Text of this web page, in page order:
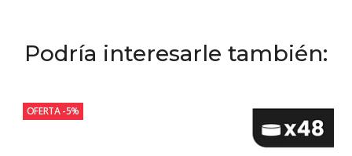
Podría interesarle también:
OFERTA -5%